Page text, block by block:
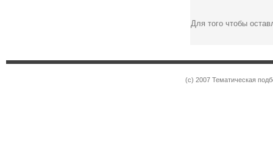
Для того чтобы
(c) 2007 Тематическая